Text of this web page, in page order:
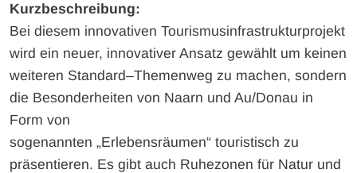
Kurzbeschreibung:
Bei diesem innovativen Tourismusinfrastrukturprojekt
wird ein neuer, innovativer Ansatz gewählt um keinen
weiteren Standard–Themenweg zu machen, sondern
die Besonderheiten von Naarn und Au/Donau in
Form von
sogenannten „Erlebensräumen“ touristisch zu
präsentieren. Es gibt auch Ruhezonen für Natur und